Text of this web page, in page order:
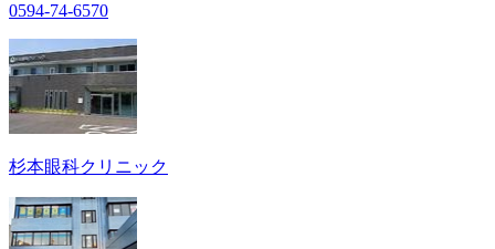
0594-74-6570
杉本眼科クリニック